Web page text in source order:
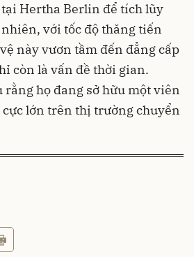
Hertha Berlin để tích lũy
với tốc độ thăng tiến
này vươn tầm đến đẳng cấp
còn là vấn đề thời gian.
họ đang sở hữu một viên
lớn trên thị trường chuyển